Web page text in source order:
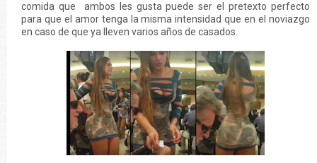
comida que ambos les gusta puede ser el pretexto perfecto
para que el amor tenga la misma intensidad que en el noviazgo
en caso de que ya lleven varios años de casados.